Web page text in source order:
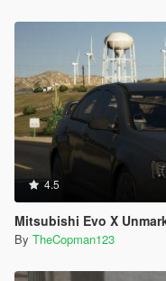
4.5
Mitsubishi Evo X Unmarked
By TheCopman123